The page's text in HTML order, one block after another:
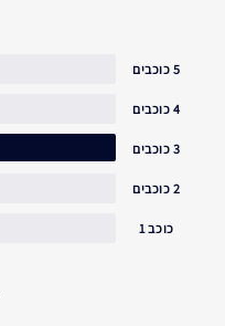
5 כוכבים
4 כוכבים
3 כוכבים
2 כוכבים
כוכב 1